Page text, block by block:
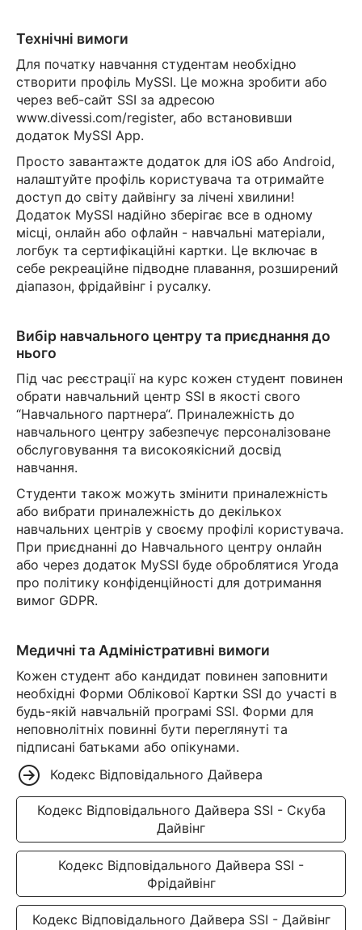
Технічні вимоги
Для початку навчання студентам необхідно
створити профіль MySSI. Це можна зробити або
через веб-сайт SSI за адресою
www.divessi.com/register, або встановивши
додаток MySSI App.
Просто завантажте додаток для iOS або Android,
налаштуйте профіль користувача та отримайте
доступ до світу дайвінгу за лічені хвилини!
Додаток MySSI надійно зберігає все в одному
місці, онлайн або офлайн - навчальні матеріали,
логбук та сертифікаційні картки. Це включає в
себе рекреаційне підводне плавання, розширений
діапазон, фрідайвінг і русалку.
Вибір навчального центру та приєднання до
нього
Під час реєстрації на курс кожен студент повинен
обрати навчальний центр SSI в якості свого
“Навчального партнера“. Приналежність до
навчального центру забезпечує персоналізоване
обслуговування та високоякісний досвід
навчання.
Студенти також можуть змінити приналежність
або вибрати приналежність до декількох
навчальних центрів у своєму профілі користувача.
При приєднанні до Навчального центру онлайн
або через додаток MySSI буде оброблятися Угода
про політику конфіденційності для дотримання
вимог GDPR.
Медичні та Адміністративні вимоги
Кожен студент або кандидат повинен заповнити
необхідні Форми Облікової Картки SSI до участі в
будь-якій навчальній програмі SSI. Форми для
неповнолітніх повинні бути переглянуті та
підписані батьками або опікунами.
Кодекс Відповідального Дайвера
Кодекс Відповідального Дайвера SSI - Скуба
Дайвінг
Кодекс Відповідального Дайвера SSI -
Фрідайвінг
Кодекс Відповідального Дайвера SSI - Дайвінг